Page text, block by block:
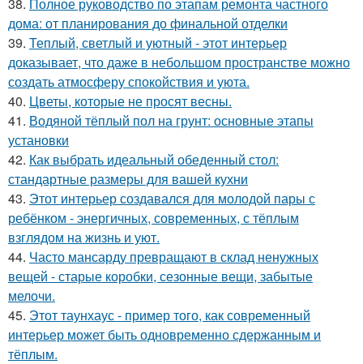
дома: от планирования до финальной отделки
39. Теплый, светлый и уютный - этот интерьер
доказывает, что даже в небольшом пространстве можно
создать атмосферу спокойствия и уюта.
40. Цветы, которые не просят весны.
41. Водяной тёплый пол на грунт: основные этапы
установки
42. Как выбрать идеальный обеденный стол:
стандартные размеры для вашей кухни
43. Этот интерьер создавался для молодой пары с
ребёнком - энергичных, современных, с тёплым
взглядом на жизнь и уют.
44. Часто мансарду превращают в склад ненужных
вещей - старые коробки, сезонные вещи, забытые
мелочи.
45. Этот таунхаус - пример того, как современный
интерьер может быть одновременно сдержанным и
тёплым.